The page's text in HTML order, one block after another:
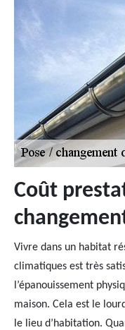
Coût
Vivre dans un habitat
climatiques est très
l’épanouissement
maison. Cela est le
le lieu d’habitation.